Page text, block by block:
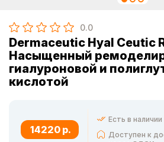
0.0
Dermaceutic Hyal Ceutic
Насыщенный
гиалуроновой и
кислотой
14220 р.
Есть в наличии
Доступен к